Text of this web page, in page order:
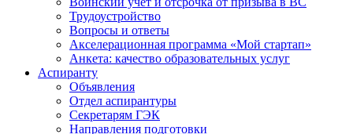
Трудоустройство
Вопросы и ответы
Акселерационная программа «Мой стартап»
Анкета: качество образовательных услуг
Аспиранту
Объявления
Отдел аспирантуры
Секретарям ГЭК
Направления подготовки